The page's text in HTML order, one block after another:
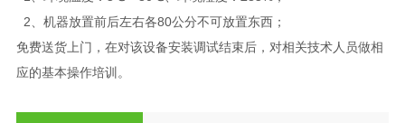
2、机器放置前后左右各80公分不可放置东西；
免费送货上门，在对该设备安装调试结束后，对相关技术人员做相
应的基本操作培训。